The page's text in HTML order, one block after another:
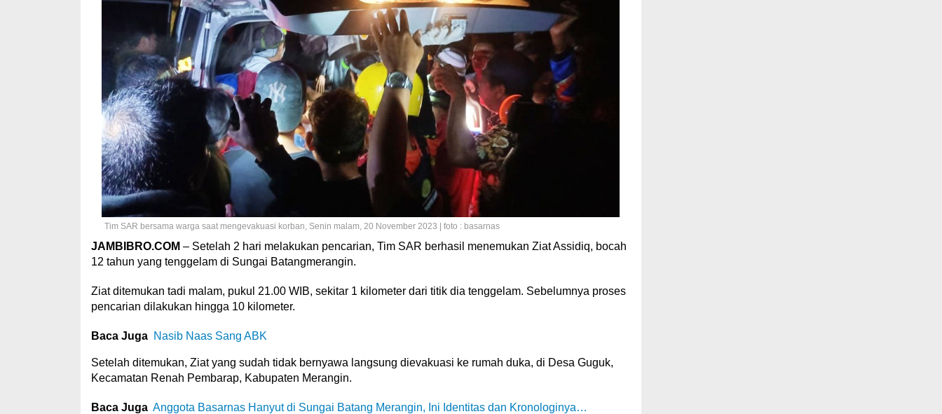
Tim SAR bersama warga saat mengevakuasi korban, Senin malam, 20 November 2023 | foto : basarnas
JAMBIBRO.COM – Setelah 2 hari melakukan pencarian, Tim SAR berhasil menemukan Ziat Assidiq, bocah
12 tahun yang tenggelam di Sungai Batangmerangin.
Ziat ditemukan tadi malam, pukul 21.00 WIB, sekitar 1 kilometer dari titik dia tenggelam. Sebelumnya proses
pencarian dilakukan hingga 10 kilometer.
Baca Juga Nasib Naas Sang ABK
Setelah ditemukan, Ziat yang sudah tidak bernyawa langsung dievakuasi ke rumah duka, di Desa Guguk,
Kecamatan Renah Pembarap, Kabupaten Merangin.
Baca Juga Anggota Basarnas Hanyut di Sungai Batang Merangin, Ini Identitas dan Kronologinya…